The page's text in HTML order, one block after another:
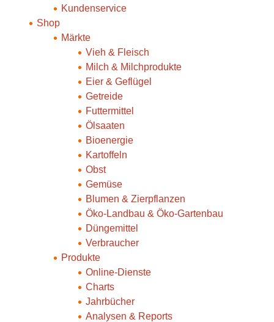
Kundenservice
Shop
Märkte
Vieh & Fleisch
Milch & Milchprodukte
Eier & Geflügel
Getreide
Futtermittel
Ölsaaten
Bioenergie
Kartoffeln
Obst
Gemüse
Blumen & Zierpflanzen
Öko-Landbau & Öko-Gartenbau
Düngemittel
Verbraucher
Produkte
Online-Dienste
Charts
Jahrbücher
Analysen & Reports